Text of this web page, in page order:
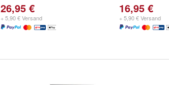
26,95 €
+ 5,90 € Versand
16,95 €
+ 5,90 € Versand